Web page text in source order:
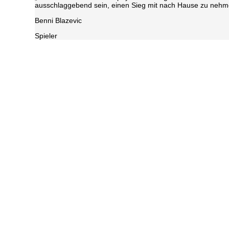
ausschlaggebend sein, einen Sieg mit nach Hause zu
Benni Blazevic
Spieler